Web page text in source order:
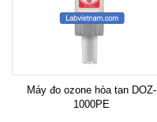
Máy đo ozone hòa tan DOZ-
1000PE